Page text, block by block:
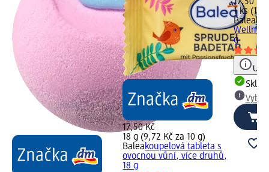
17,50 Kč
18 g (9,72 Kč za 10 g)
Baleakoupelová tableta s
ovocnou vůní, více druhů,
18 g
17,50 Kč
1 ks
Balea
g